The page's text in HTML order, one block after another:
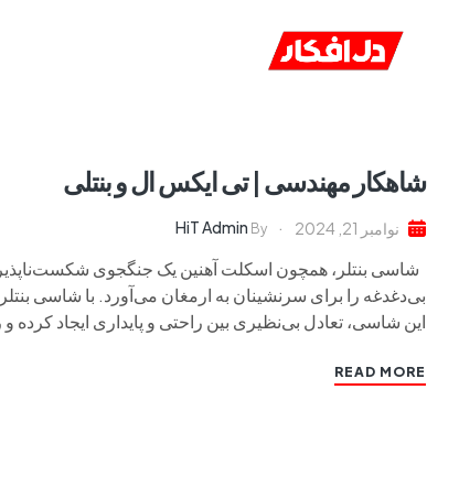
شاهکار مهندسی | تی ایکس ال و بنتلی
نوامبر 21, 2024 By
HiT Admin
شاسی بنتلر، همچون اسکلت آهنین یک جنگجوی
بی‌دغدغه را برای سرنشینان به ارمغان می‌آورد. با شاسی
این شاسی، تعادل بی‌نظیری بین راحتی و پایداری ایجاد کرده و
READ MORE